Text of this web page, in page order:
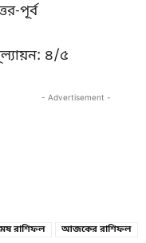
পূর্ব
৪/৫
- Advertisement -
রাশিফল
আজকের রাশিফল